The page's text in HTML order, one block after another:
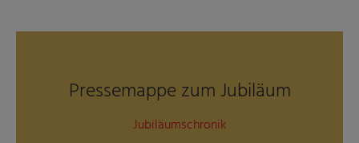
Pressemappe zum Jubiläum
Jubiläumschronik